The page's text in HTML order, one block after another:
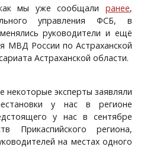
мы уже сообщали ранее,
управления ФСБ, в
руководители и ещё
МВД России по Астраханской
Астраханской области.
некоторые эксперты заявляли
у нас в регионе
у нас в сентябре
Прикаспийского региона,
на местах одного